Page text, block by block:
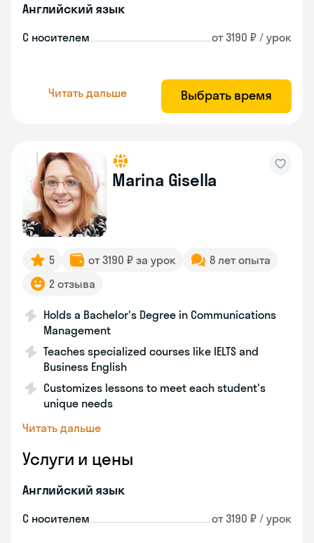
Английский язык
С носителем от 3190 ₽ / урок
Читать дальше Выбрать время
Marina Gisella
5 от 3190 ₽ за урок
8 лет опыта
2 отзыва
Holds a Bachelor's Degree in Communications
Management
Teaches specialized courses like IELTS and
Business English
Customizes lessons to meet each student's
unique needs
Читать дальше
Услуги и цены
Английский язык
С носителем от 3190 ₽ / урок